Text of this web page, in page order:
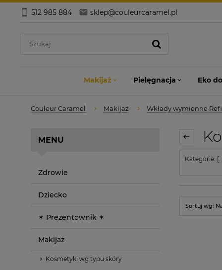
512 985 884 sklep@couleurcaramel.pl
Makijaż Pielęgnacja Eko
Couleur Caramel Makijaż Wkłady wymienne
MENU
Zdrowie
Dziecko
✶ Prezentownik ✶
Makijaż
Kosmetyki wg typu skóry
Kategorie:
Sortuj wg: